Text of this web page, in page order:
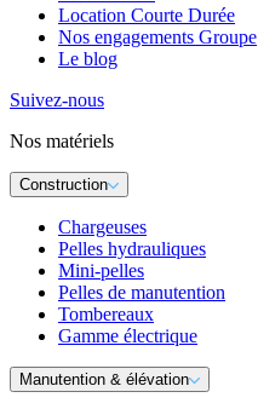
Location Courte Durée
Nos engagements Groupe
Le blog
Suivez-nous
Nos matériels
Construction
Chargeuses
Pelles hydrauliques
Mini-pelles
Pelles de manutention
Tombereaux
Gamme électrique
Manutention & élévation